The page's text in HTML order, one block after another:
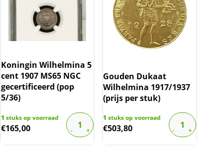
Koningin Wilhelmina 5
cent 1907 MS65 NGC
gecertificeerd (pop
5/36)
1 stuks op voorraad
€165,00
Gouden Dukaat
Wilhelmina 1917/1937
(prijs per stuk)
1 stuks op voorraad
€503,80